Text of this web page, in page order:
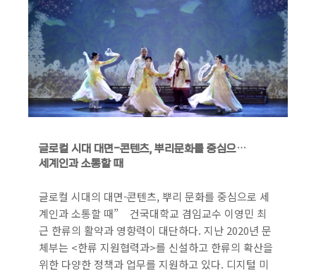
글로컬 시대 대면-콘텐츠, 뿌리문화를 중심으로
세계인과 소통할 때
글로컬 시대의 대면-콘텐츠, 뿌리 문화를 중심으로 세
계인과 소통할 때” 건국대학교 겸임교수 이영민 최
근 한류의 활약과 영향력이 대단하다. 지난 2020년 문
체부는 <한류 지원협력과>를 신설하고 한류의 확산을
위한 다양한 정책과 업무를 지원하고 있다. 디지털 미